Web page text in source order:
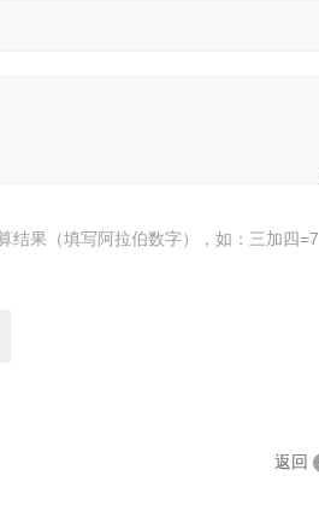
结果（填写阿拉伯数字），如：三加四=7
返回